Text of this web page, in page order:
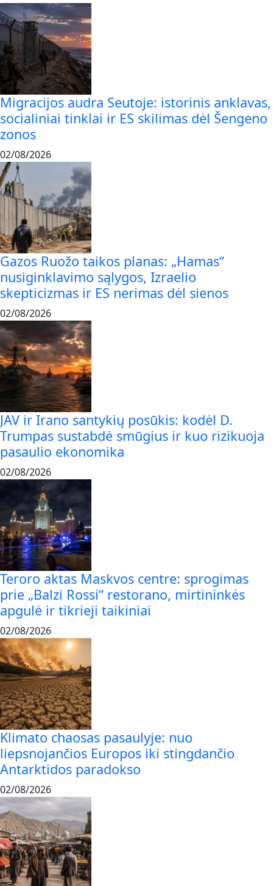
Migracijos audra Seutoje: istorinis anklavas,
socialiniai tinklai ir ES skilimas dėl Šengeno
zonos
02/08/2026
Gazos Ruožo taikos planas: „Hamas“
nusiginklavimo sąlygos, Izraelio
skepticizmas ir ES nerimas dėl sienos
02/08/2026
JAV ir Irano santykių posūkis: kodėl D.
Trumpas sustabdė smūgius ir kuo rizikuoja
pasaulio ekonomika
02/08/2026
Teroro aktas Maskvos centre: sprogimas
prie „Balzi Rossi“ restorano, mirtininkės
apgulė ir tikrieji taikiniai
02/08/2026
Klimato chaosas pasaulyje: nuo
liepsnojančios Europos iki stingdančio
Antarktidos paradokso
02/08/2026